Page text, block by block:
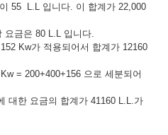
55 L.L 입니다. 이 합계가 22,000
요금은 80 L.L 입니다.
Kw가 적용되어서 합계가 12160
= 200+400+156 으로 세분되어
대한 요금의 합계가 41160 L.L.가